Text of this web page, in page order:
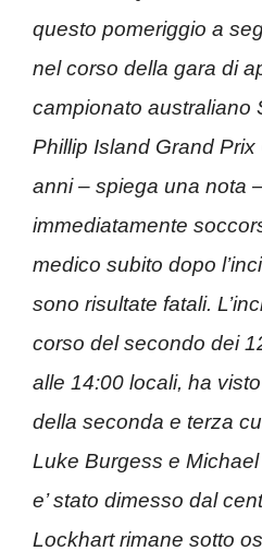
questo pomeriggio a
nel corso della gara di
campionato australiano
Phillip Island Grand
anni – spiega una nota –
immediatamente
medico subito dopo
sono risultate fatali.
corso del secondo dei
alle 14:00 locali, ha
della seconda e terza
Luke Burgess e
e’ stato dimesso dal
Lockhart rimane sotto